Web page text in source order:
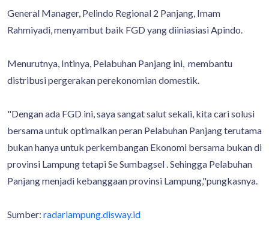
General Manager, Pelindo Regional 2 Panjang, Imam
Rahmiyadi, menyambut baik FGD yang diiniasiasi Apindo.
Menurutnya, Intinya, Pelabuhan Panjang ini, membantu
distribusi pergerakan perekonomian domestik.
"Dengan ada FGD ini, saya sangat salut sekali, kita cari solusi
bersama untuk optimalkan peran Pelabuhan Panjang terutama
bukan hanya untuk perkembangan Ekonomi bersama bukan di
provinsi Lampung tetapi Se Sumbagsel . Sehingga Pelabuhan
Panjang menjadi kebanggaan provinsi Lampung,"pungkasnya.
Sumber: radarlampung.disway.id